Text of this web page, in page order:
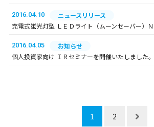
2016.04.10
ニュースリリース
充電式蛍光灯型 ＬＥＤライト（ムーンセーバー）
2016.04.05
お知らせ
個人投資家向け ＩＲセミナーを開催いたしました。
1 2